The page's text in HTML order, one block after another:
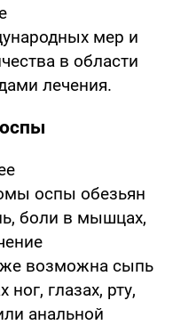
мер и
в области
лечения.
оспы обезьян
боли в мышцах,
возможна сыпь
глазах, рту,
анальной